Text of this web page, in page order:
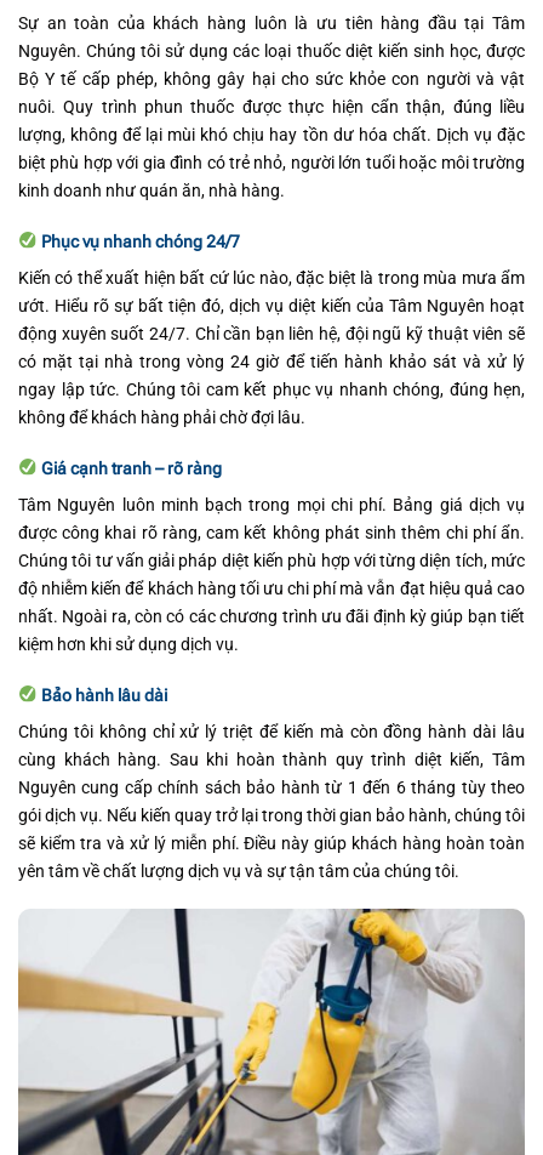
Sự an toàn của khách hàng luôn là ưu tiên hàng đầu tại Tâm
Nguyên. Chúng tôi sử dụng các loại thuốc diệt kiến sinh học, được
Bộ Y tế cấp phép, không gây hại cho sức khỏe con người và vật
nuôi. Quy trình phun thuốc được thực hiện cẩn thận, đúng liều
lượng, không để lại mùi khó chịu hay tồn dư hóa chất. Dịch vụ đặc
biệt phù hợp với gia đình có trẻ nhỏ, người lớn tuổi hoặc môi trường
kinh doanh như quán ăn, nhà hàng.
Phục vụ nhanh chóng 24/7
Kiến có thể xuất hiện bất cứ lúc nào, đặc biệt là trong mùa mưa ẩm
ướt. Hiểu rõ sự bất tiện đó, dịch vụ diệt kiến của Tâm Nguyên hoạt
động xuyên suốt 24/7. Chỉ cần bạn liên hệ, đội ngũ kỹ thuật viên sẽ
có mặt tại nhà trong vòng 24 giờ để tiến hành khảo sát và xử lý
ngay lập tức. Chúng tôi cam kết phục vụ nhanh chóng, đúng hẹn,
không để khách hàng phải chờ đợi lâu.
Giá cạnh tranh – rõ ràng
Tâm Nguyên luôn minh bạch trong mọi chi phí. Bảng giá dịch vụ
được công khai rõ ràng, cam kết không phát sinh thêm chi phí ẩn.
Chúng tôi tư vấn giải pháp diệt kiến phù hợp với từng diện tích, mức
độ nhiễm kiến để khách hàng tối ưu chi phí mà vẫn đạt hiệu quả cao
nhất. Ngoài ra, còn có các chương trình ưu đãi định kỳ giúp bạn tiết
kiệm hơn khi sử dụng dịch vụ.
Bảo hành lâu dài
Chúng tôi không chỉ xử lý triệt để kiến mà còn đồng hành dài lâu
cùng khách hàng. Sau khi hoàn thành quy trình diệt kiến, Tâm
Nguyên cung cấp chính sách bảo hành từ 1 đến 6 tháng tùy theo
gói dịch vụ. Nếu kiến quay trở lại trong thời gian bảo hành, chúng tôi
sẽ kiểm tra và xử lý miễn phí. Điều này giúp khách hàng hoàn toàn
yên tâm về chất lượng dịch vụ và sự tận tâm của chúng tôi.